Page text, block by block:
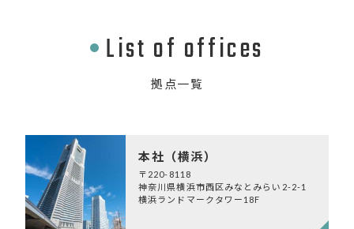
List of offices
拠点一覧
本社 （横浜）
〒220-8118
神奈川県横浜市西区みなとみらい2-2-1
横浜ランドマークタワー18F